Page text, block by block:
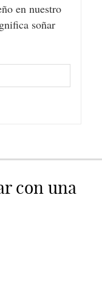
en nuestro
soñar
con una